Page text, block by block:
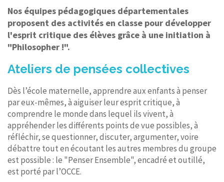
Nos équipes pédagogiques départementales
proposent des activités en classe pour développer
l'esprit critique des élèves grâce à une initiation à
"Philosopher !".
Ateliers de pensées collectives
Dès l’école maternelle, apprendre aux enfants à penser
par eux-mêmes, à aiguiser leur esprit critique, à
comprendre le monde dans lequel ils vivent, à
appréhender les différents points de vue possibles, à
réfléchir, se questionner, discuter, argumenter, voire
débattre tout en écoutant les autres membres du groupe
est possible : le "Penser Ensemble", encadré et outillé,
est porté par l’OCCE.